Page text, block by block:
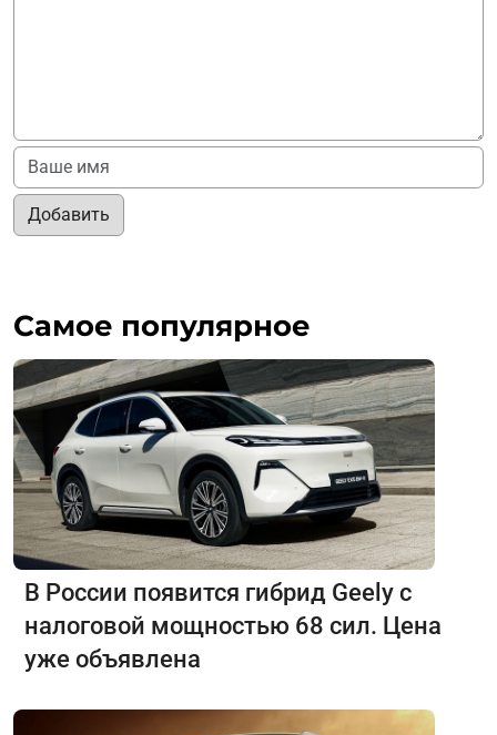
Добавить
Самое популярное
В России появится гибрид Geely с
налоговой мощностью 68 сил. Цена
уже объявлена